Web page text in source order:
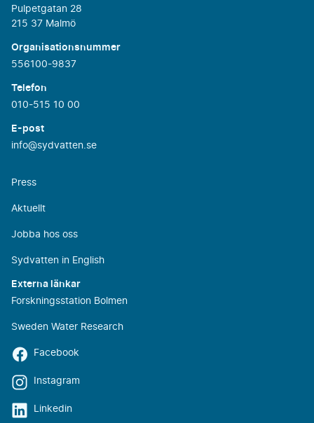
Pulpetgatan 28
215 37 Malmö
Organisationsnummer
556100-9837
Telefon
010-515 10 00
E-post
info@sydvatten.se
Press
Aktuellt
Jobba hos oss
Sydvatten in English
Externa länkar
Forskningsstation Bolmen
Sweden Water Research
Facebook
Instagram
Linkedin